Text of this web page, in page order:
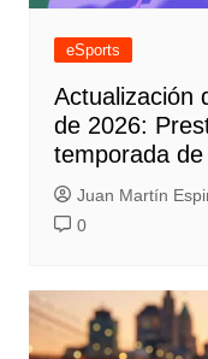
eSports
Actualización
de 2026:
temporada
Juan Martín
0